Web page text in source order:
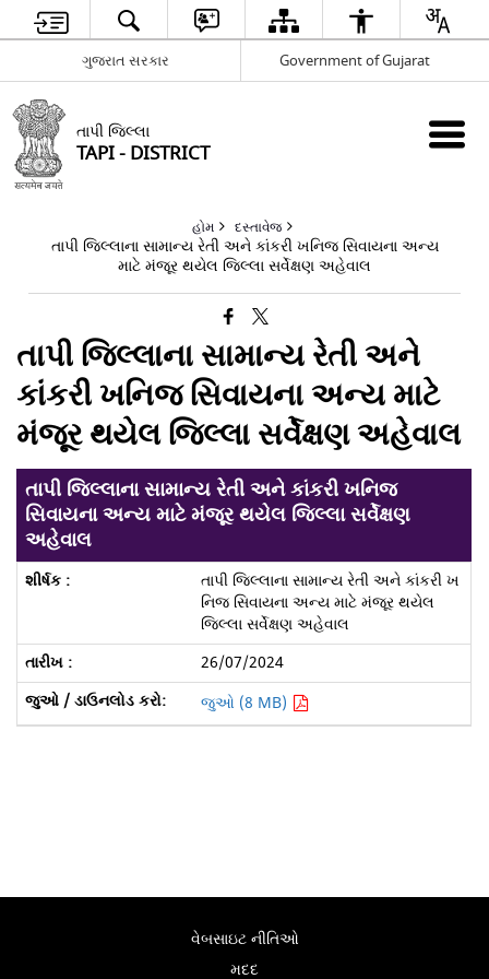
ગુજરાત સરકાર Government of Gujarat
તાપી જિલ્લા
TAPI - DISTRICT
હોમ દસ્તાવેજ
તાપી જિલ્લાના સામાન્ય રેતી અને કાંકરી ખનિજ સિવાયના અન્ય
માટે મંજૂર થયેલ જિલ્લા સર્વેક્ષણ અહેવાલ
તાપી જિલ્લાના સામાન્ય રેતી અને
કાંકરી ખનિજ સિવાયના અન્ય માટે
મંજૂર થયેલ જિલ્લા સર્વેક્ષણ અહેવાલ
તાપી જિલ્લાના સામાન્ય રેતી અને કાંકરી ખનિજ
સિવાયના અન્ય માટે મંજૂર થયેલ જિલ્લા સર્વેક્ષણ
અહેવાલ
તાપી જિલ્લાના સામાન્ય રેતી અને કાંકરી ખ
નિજ સિવાયના અન્ય માટે મંજૂર થયેલ
જિલ્લા સર્વેક્ષણ અહેવાલ
26/07/2024
જુઓ (8 MB)
વેબસાઇટ નીતિઓ
મદદ